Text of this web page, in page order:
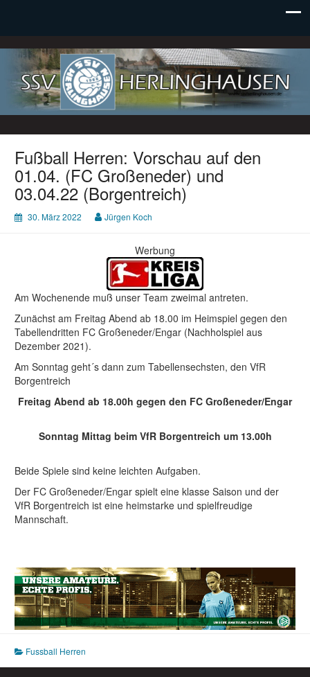
SSV Herlinghausen e. V.
Fußball Herren: Vorschau auf den
01.04. (FC Großeneder) und
03.04.22 (Borgentreich)
30. März 2022 Jürgen Koch
Werbung
Am Wochenende muß unser Team zweimal antreten.
Zunächst am Freitag Abend ab 18.00 im Heimspiel gegen den
Tabellendritten FC Großeneder/Engar (Nachholspiel aus
Dezember 2021).
Am Sonntag geht´s dann zum Tabellensechsten, den VfR
Borgentreich
Freitag Abend ab 18.00h gegen den FC Großeneder/Engar
Sonntag Mittag beim VfR Borgentreich um 13.00h
Beide Spiele sind keine leichten Aufgaben.
Der FC Großeneder/Engar spielt eine klasse Saison und der
VfR Borgentreich ist eine heimstarke und spielfreudige
Mannschaft.
Fussball Herren